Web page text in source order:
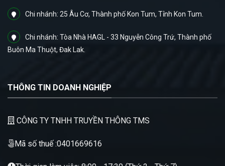
Chi nhánh: 25 Âu Cơ, Thành phố Kon Tum, Tỉnh Kon Tum.
Chi nhánh: Tòa Nhà HAGL - 33 Nguyễn Công Trứ, Thành phố
Buôn Ma Thuột, Đak Lak.
THÔNG TIN DOANH NGHIỆP
CÔNG TY TNHH TRUYỀN THÔNG TMS
Mã số thuế :0401669616